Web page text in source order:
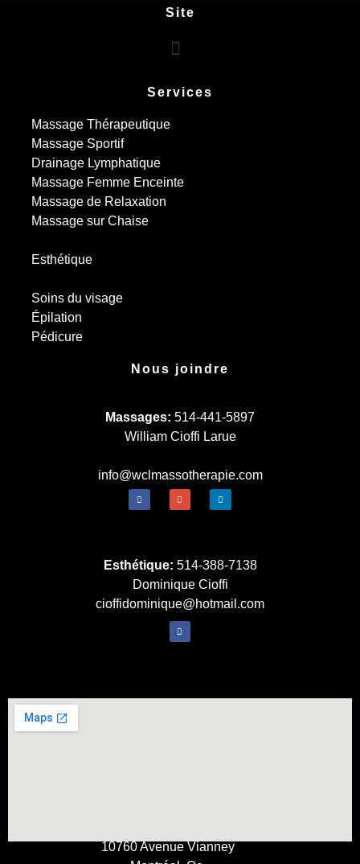
Site
Services
Massage Thérapeutique
Massage Sportif
Drainage Lymphatique
Massage Femme Enceinte
Massage de Relaxation
Massage sur Chaise
Esthétique
Soins du visage
Épilation
Pédicure
Nous joindre
Massages: 514-441-5897
William Cioffi Larue
info@wclmassotherapie.com
Esthétique: 514-388-7138
Dominique Cioffi
cioffidominique@hotmail.com
10760 Avenue Vianney